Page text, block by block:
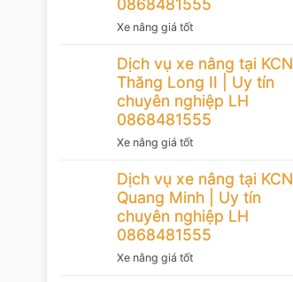
0868481555
Xe nâng giá tốt
Dịch vụ xe nâng tại KCN
Thăng Long II | Uy tín
chuyên nghiệp LH
0868481555
Xe nâng giá tốt
Dịch vụ xe nâng tại KCN
Quang Minh | Uy tín
chuyên nghiệp LH
0868481555
Xe nâng giá tốt